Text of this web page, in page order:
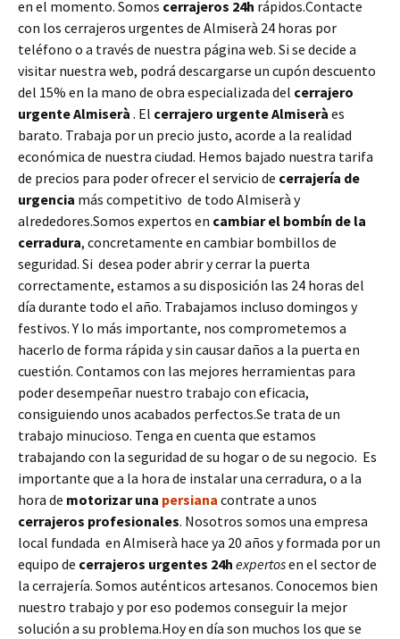
en el momento. Somos cerrajeros 24h rápidos.Contacte
con los cerrajeros urgentes de Almiserà 24 horas por
teléfono o a través de nuestra página web. Si se decide a
visitar nuestra web, podrá descargarse un cupón descuento
del 15% en la mano de obra especializada del cerrajero
urgente Almiserà . El cerrajero urgente Almiserà es
barato. Trabaja por un precio justo, acorde a la realidad
económica de nuestra ciudad. Hemos bajado nuestra tarifa
de precios para poder ofrecer el servicio de cerrajería de
urgencia más competitivo de todo Almiserà y
alrededores.Somos expertos en cambiar el bombín de la
cerradura, concretamente en cambiar bombillos de
seguridad. Si desea poder abrir y cerrar la puerta
correctamente, estamos a su disposición las 24 horas del
día durante todo el año. Trabajamos incluso domingos y
festivos. Y lo más importante, nos comprometemos a
hacerlo de forma rápida y sin causar daños a la puerta en
cuestión. Contamos con las mejores herramientas para
poder desempeñar nuestro trabajo con eficacia,
consiguiendo unos acabados perfectos.Se trata de un
trabajo minucioso. Tenga en cuenta que estamos
trabajando con la seguridad de su hogar o de su negocio. Es
importante que a la hora de instalar una cerradura, o a la
hora de motorizar una persiana contrate a unos
cerrajeros profesionales. Nosotros somos una empresa
local fundada en Almiserà hace ya 20 años y formada por un
equipo de cerrajeros urgentes 24h expertosen el sector de
la cerrajería. Somos auténticos artesanos. Conocemos bien
nuestro trabajo y por eso podemos conseguir la mejor
solución a su problema.Hoy en día son muchos los que se